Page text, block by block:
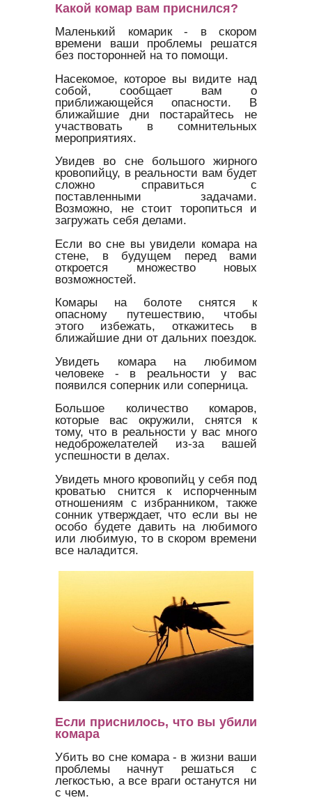
Какой комар вам приснился?
Маленький комарик - в скором
времени ваши проблемы решатся
без посторонней на то помощи.
Насекомое, которое вы видите над
собой, сообщает вам о
приближающейся опасности. В
ближайшие дни постарайтесь не
участвовать в сомнительных
мероприятиях.
Увидев во сне большого жирного
кровопийцу, в реальности вам будет
сложно справиться с
поставленными задачами.
Возможно, не стоит торопиться и
загружать себя делами.
Если во сне вы увидели комара на
стене, в будущем перед вами
откроется множество новых
возможностей.
Комары на болоте снятся к
опасному путешествию, чтобы
этого избежать, откажитесь в
ближайшие дни от дальних поездок.
Увидеть комара на любимом
человеке - в реальности у вас
появился соперник или соперница.
Большое количество комаров,
которые вас окружили, снятся к
тому, что в реальности у вас много
недоброжелателей из-за вашей
успешности в делах.
Увидеть много кровопийц у себя под
кроватью снится к испорченным
отношениям с избранником, также
сонник утверждает, что если вы не
особо будете давить на любимого
или любимую, то в скором времени
все наладится.
Если приснилось, что вы убили
комара
Убить во сне комара - в жизни ваши
проблемы начнут решаться с
легкостью, а все враги останутся ни
с чем.